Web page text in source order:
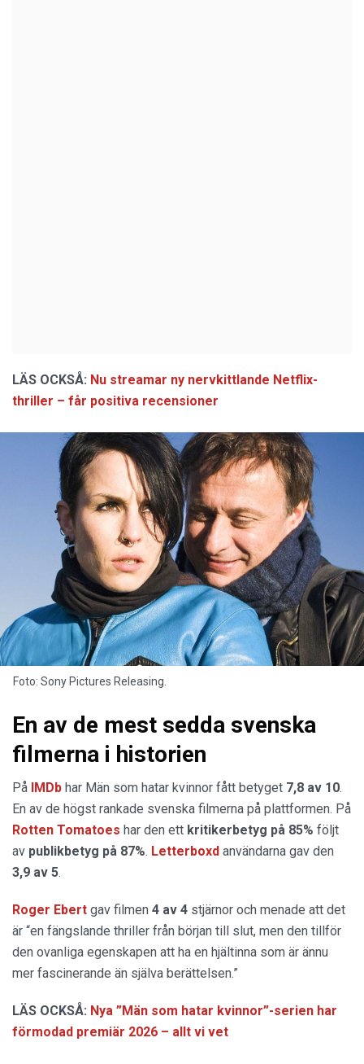
LÄS OCKSÅ: Nu streamar ny nervkittlande Netflix-
thriller – får positiva recensioner
Foto: Sony Pictures Releasing.
En av de mest sedda svenska
filmerna i historien
På IMDb har Män som hatar kvinnor fått betyget 7,8 av 10.
En av de högst rankade svenska filmerna på plattformen. På
Rotten Tomatoes har den ett kritikerbetyg på 85% följt
av publikbetyg på 87%. Letterboxd användarna gav den
3,9 av 5.
Roger Ebert gav filmen 4 av 4 stjärnor och menade att det
är “en fängslande thriller från början till slut, men den tillför
den ovanliga egenskapen att ha en hjältinna som är ännu
mer fascinerande än själva berättelsen.”
LÄS OCKSÅ: Nya ”Män som hatar kvinnor”-serien har
förmodad premiär 2026 – allt vi vet